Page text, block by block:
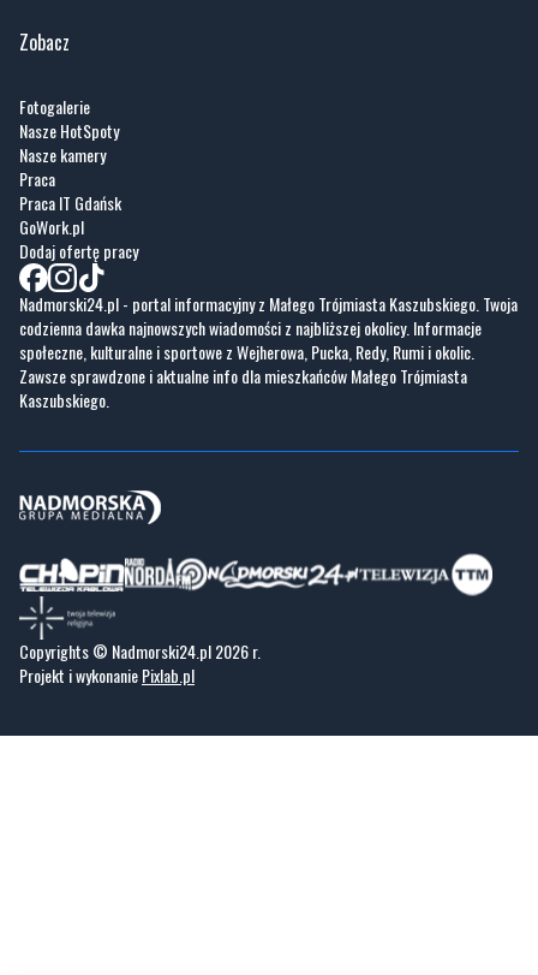
Zobacz
Fotogalerie
Nasze HotSpoty
Nasze kamery
Praca
Praca IT Gdańsk
GoWork.pl
Dodaj ofertę pracy
Nadmorski24.pl - portal informacyjny z Małego Trójmiasta Kaszubskiego. Twoja
codzienna dawka najnowszych wiadomości z najbliższej okolicy. Informacje
społeczne, kulturalne i sportowe z Wejherowa, Pucka, Redy, Rumi i okolic.
Zawsze sprawdzone i aktualne info dla mieszkańców Małego Trójmiasta
Kaszubskiego.
Copyrights © Nadmorski24.pl 2026 r.
Projekt i wykonaniePixlab.pl